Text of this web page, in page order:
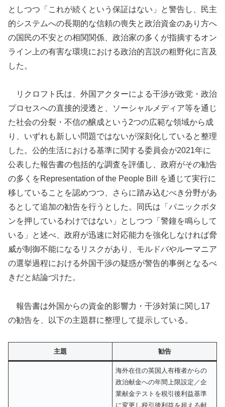
としつつ「これが続くという保証はない」と警告し、民主
的システムへの長期的な信頼の喪失と政治資金のあり方へ
の国民の不安との相関関係、政治家の多くが指摘するオン
ライン上の有害な環境における政治的言説の粗野化に言及
した。
リクロフト氏は、外国アクターによる干渉が政党・政治
プロセスへの直接的浸透と、ソーシャルメディア等を通じ
た社会の分裂・不信の醸成という2つの広範な領域から成
り、いずれも新しい問題ではないが深刻化していると整理
した。公的生活における基準に関する委員会が2021年に
公表した報告書の包括的な調査を評価し、政府がその勧告
の多くをRepresentation of the People Bill を通じて実行に
移していることを認めつつ、さらに踏み込むべき分野があ
るとして追加の勧告を行うとした。同氏は「パニックボタ
ンを押しているわけではない」としつつ「警鐘を鳴らして
いる」と述べ、政府が迅速に対応能力を強化しなければ脅
威が制御不能になるリスクがあり、モルドバやルーマニア
の選挙過程における外国干渉の疑惑が警告的事例となるべ
きだと結論づけた。
報告書は外国からの資金的影響力・干渉対策に関し17
の勧告を、以下の主題群に整理して提示している。
主題 勧告
海外在住の英国人有権者からの
政治献金への年間上限設定／企
業献金テストを税引後利益基準
に変更し税引後利益を超える献